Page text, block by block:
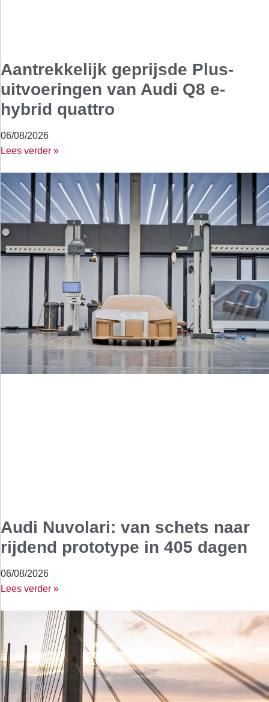
Aantrekkelijk geprijsde Plus-
uitvoeringen van Audi Q8 e-
hybrid quattro
06/08/2026
Lees verder »
Audi Nuvolari: van schets naar
rijdend prototype in 405 dagen
06/08/2026
Lees verder »